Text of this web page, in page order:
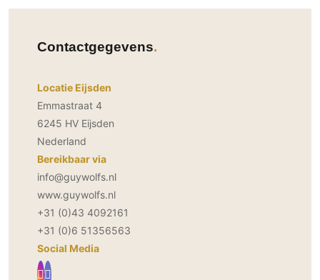
PVC vloeren
Houten vloeren
Natuursteen en keramiek vloeren
Vloerkleden
Afwerking
Wandafwerking
Beton Ciré
Behang / Wandtextiel
Natuursteen en keramiek
Leer
Contactgegevens
Locatie Eijsden
Emmastraat 4
6245 HV Eijsden
Nederland
Bereikbaar via
info@guywolfs.nl
www.guywolfs.nl
+31 (0)43 4092161
+31 (0)6 51356563
Social Media